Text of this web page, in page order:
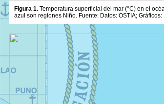
Figura 1. Temperatura superficial del mar (°C) en el
azul son regiones Niño. Fuente: Datos: OSTIA; Gráficos: